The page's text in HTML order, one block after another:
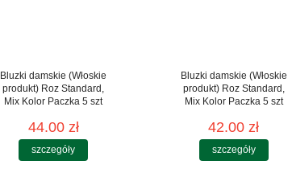
Bluzki damskie (Włoskie
produkt) Roz Standard,
Mix Kolor Paczka 5 szt
44.00 zł
szczegóły
Bluzki damskie (Włoskie
produkt) Roz Standard,
Mix Kolor Paczka 5 szt
42.00 zł
szczegóły